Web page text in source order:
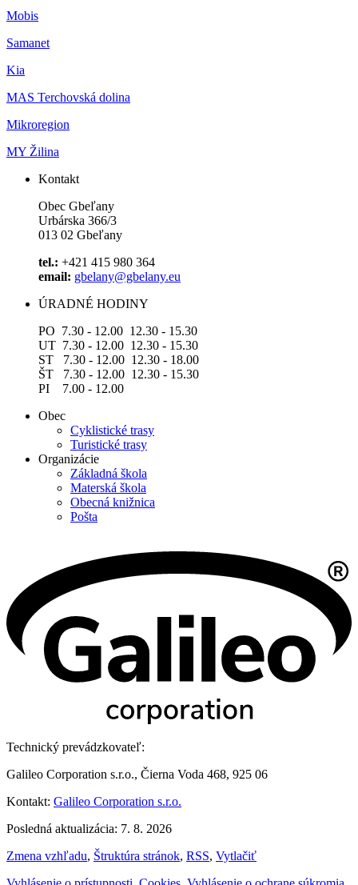
Mobis
Samanet
Kia
MAS Terchovská dolina
Mikroregion
MY Žilina
Kontakt
Obec Gbeľany
Urbárska 366/3
013 02 Gbeľany
tel.: +421 415 980 364
email: gbelany@gbelany.eu
ÚRADNÉ HODINY
PO 7.30 - 12.00 12.30 - 15.30
UT 7.30 - 12.00 12.30 - 15.30
ST 7.30 - 12.00 12.30 - 18.00
ŠT 7.30 - 12.00 12.30 - 15.30
PI 7.00 - 12.00
Obec
Cyklistické trasy
Turistické trasy
Organizácie
Základná škola
Materská škola
Obecná knižnica
Pošta
Technický prevádzkovateľ:
Galileo Corporation s.r.o., Čierna Voda 468, 925 06
Kontakt: Galileo Corporation s.r.o.
Posledná aktualizácia: 7. 8. 2026
Zmena vzhľadu, Štruktúra stránok, RSS, Vytlačiť